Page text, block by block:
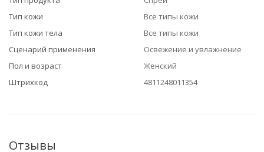
Тип кожи
Все типы кожи
Тип кожи тела
Все типы кожи
Сценарий применения
Освежение и увлажнение
Пол и возраст
Женский
Штрихкод
4811248011354
Отзывы